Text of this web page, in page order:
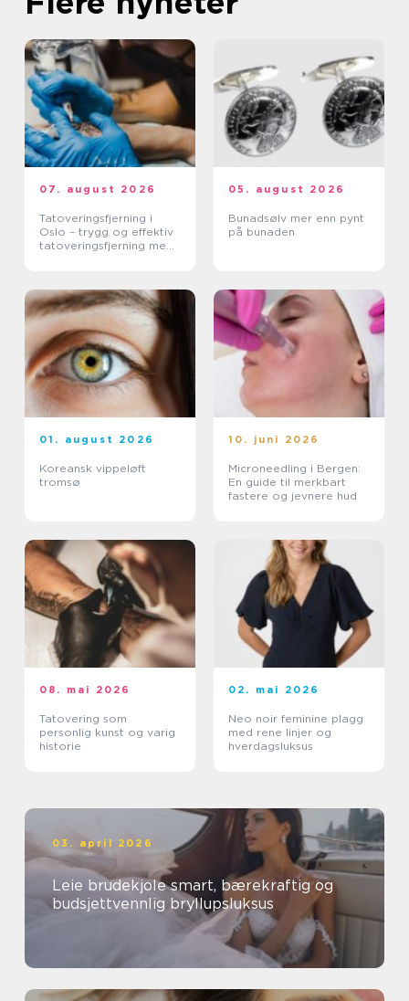
07. august 2026
Tatoveringsfjerning i
Oslo – trygg og effektiv
tatoveringsfjerning med
05. august 2026
Bunadsølv mer enn pynt
på bunaden
01. august 2026
Koreansk vippeløft
tromsø
10. juni 2026
Microneedling i Bergen:
En guide til merkbart
fastere og jevnere hud
08. mai 2026
Tatovering som
personlig kunst og varig
historie
02. mai 2026
Neo noir feminine plagg
med rene linjer og
hverdagsluksus
03. april 2026
Leie brudekjole smart, bærekraftig og
budsjettvennlig bryllupsluksus